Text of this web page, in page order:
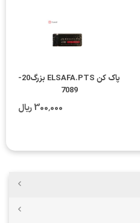
پاک کن ELSAFA.PTS بزرگ20-